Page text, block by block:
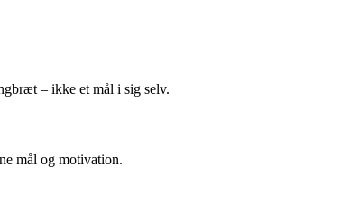
– ikke et mål i sig selv.
mål og motivation.